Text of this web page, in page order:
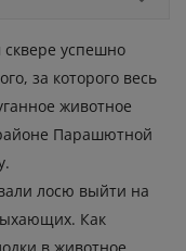
успешно
за которого весь
животное
Парашютной
лосю выйти на
Как